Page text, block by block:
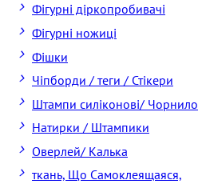
Фігурні діркопробивачі
Фігурні ножиці
Фішки
Чіпборди / теги / Стікери
Штампи силіконові/ Чорнило
Натирки / Штампики
Оверлей/ Калька
ткань, Що Самоклеящаяся,